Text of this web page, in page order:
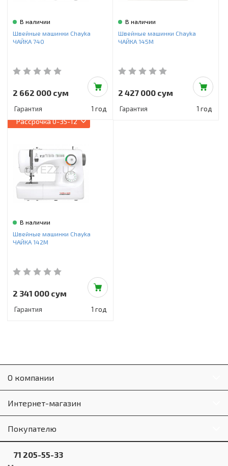
В наличии
Швейные машинки Chayka
ЧАЙКА 740
2 662 000 сум
Гарантия 1 год
В наличии
Швейные машинки Chayka
ЧАЙКА 145М
2 427 000 сум
Гарантия 1 год
Рассрочка0-35-12
В наличии
Швейные машинки Chayka
ЧАЙКА 142М
2 341 000 сум
Гарантия 1 год
О компании
Интернет-магазин
Покупателю
71 205-55-33